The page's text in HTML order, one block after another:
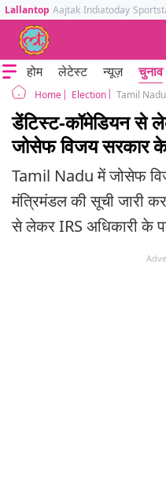
Lallantop Aajtak Indiatoday
होम लेटेस्ट न्यूज़ चुनाव
Home Election
डेंटिस्ट-कॉमेडियन से
जोसेफ विजय सरकार के
Tamil Nadu में जोसेफ
मंत्रिमंडल की सूची जारी
से लेकर IRS अधिकारी के